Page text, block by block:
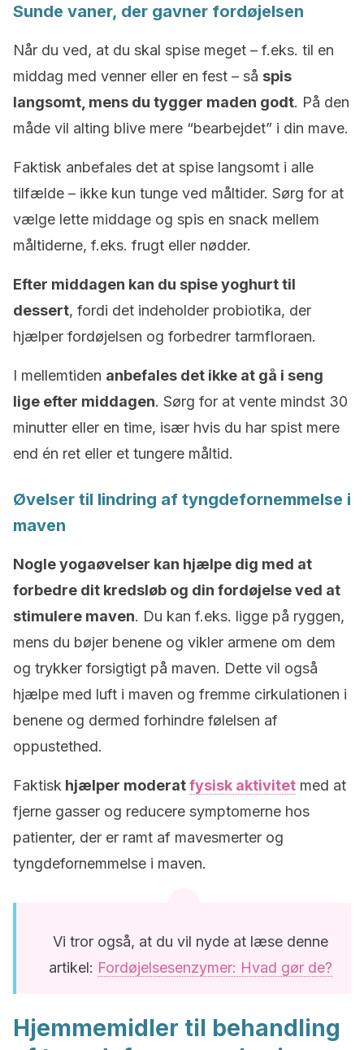
Sunde vaner, der gavner fordøjelsen
Når du ved, at du skal spise meget – f.eks. til en
middag med venner eller en fest – så spis
langsomt, mens du tygger maden godt. På den
måde vil alting blive mere “bearbejdet” i din mave.
Faktisk anbefales det at spise langsomt i alle
tilfælde – ikke kun tunge ved måltider. Sørg for at
vælge lette middage og spis en snack mellem
måltiderne, f.eks. frugt eller nødder.
Efter middagen kan du spise yoghurt til
dessert, fordi det indeholder probiotika, der
hjælper fordøjelsen og forbedrer tarmfloraen.
I mellemtiden anbefales det ikke at gå i seng
lige efter middagen. Sørg for at vente mindst 30
minutter eller en time, især hvis du har spist mere
end én ret eller et tungere måltid.
Øvelser til lindring af tyngdefornemmelse i
maven
Nogle yogaøvelser kan hjælpe dig med at
forbedre dit kredsløb og din fordøjelse ved at
stimulere maven. Du kan f.eks. ligge på ryggen,
mens du bøjer benene og vikler armene om dem
og trykker forsigtigt på maven. Dette vil også
hjælpe med luft i maven og fremme cirkulationen i
benene og dermed forhindre følelsen af
oppustethed.
Faktisk hjælper moderatfysisk aktivitet med at
fjerne gasser og reducere symptomerne hos
patienter, der er ramt af mavesmerter og
tyngdefornemmelse i maven.
Vi tror også, at du vil nyde at læse denne
artikel: Fordøjelsesenzymer: Hvad gør de?
Hjemmemidler til behandling